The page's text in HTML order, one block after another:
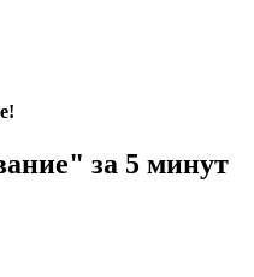
за 5 минут